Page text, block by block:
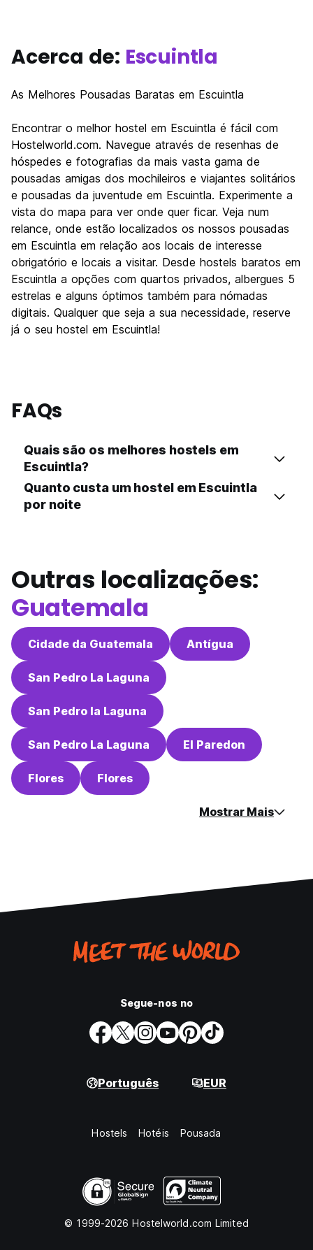
Acerca de: Escuintla
As Melhores Pousadas Baratas em Escuintla
Encontrar o melhor hostel em Escuintla é fácil com
Hostelworld.com. Navegue através de resenhas de
hóspedes e fotografias da mais vasta gama de
pousadas amigas dos mochileiros e viajantes solitários
e pousadas da juventude em Escuintla. Experimente a
vista do mapa para ver onde quer ficar. Veja num
relance, onde estão localizados os nossos pousadas
em Escuintla em relação aos locais de interesse
obrigatório e locais a visitar. Desde hostels baratos em
Escuintla a opções com quartos privados, albergues 5
estrelas e alguns óptimos também para nómadas
digitais. Qualquer que seja a sua necessidade, reserve
já o seu hostel em Escuintla!
FAQs
Quais são os melhores hostels em
Escuintla?
Quanto custa um hostel em Escuintla
por noite
Outras localizações:
Guatemala
Cidade da Guatemala Antígua
San Pedro La Laguna
San Pedro la Laguna
San Pedro La Laguna El Paredon
Flores Flores
Mostrar Mais
Segue-nos no
Português EUR
Hostels Hotéis Pousada
© 1999-2026 Hostelworld.com Limited